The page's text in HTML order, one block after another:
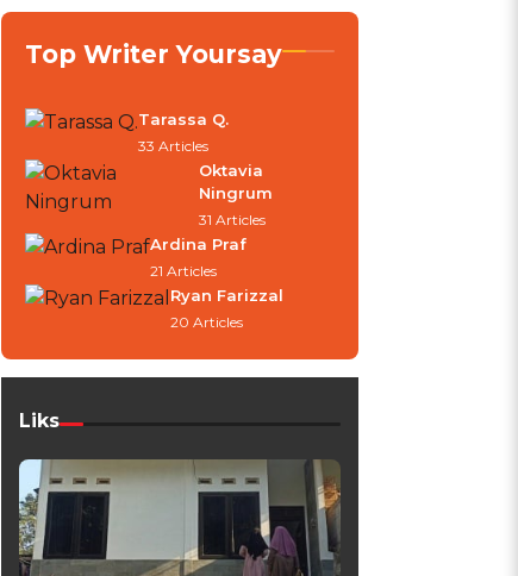
Top Writer Yoursay
Tarassa Q.
33 Articles
Oktavia
Ningrum
31 Articles
Ardina Praf
21 Articles
Ryan Farizzal
20 Articles
Liks